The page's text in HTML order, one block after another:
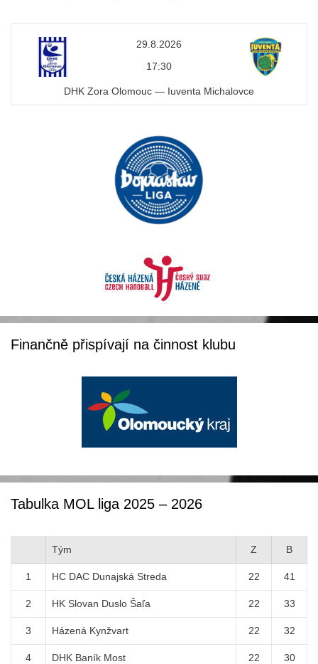
o
o
k
29.8.2026
17:30
DHK Zora Olomouc — Iuventa Michalovce
Finančně přispívají na činnost klubu
Tabulka MOL liga 2025 – 2026
Tým Z B
1 HC DAC Dunajská Streda 22 41
2 HK Slovan Duslo Šaľa 22 33
3 Házená Kynžvart 22 32
4 DHK Baník Most 22 30